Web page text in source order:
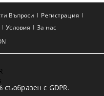
Въпроси
Регистрация
Условия За нас
с GDPR.